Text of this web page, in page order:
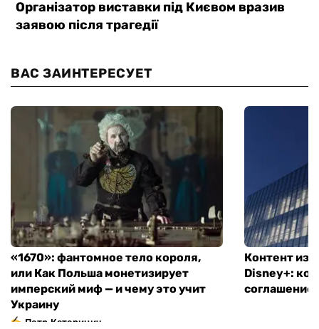
ВАС ЗАИНТЕРЕСУЕТ
«1670»: фантомное тело короля,
или Как Польша монетизирует
имперский миф — и чему это учит
Украину
Петр Катеринич
Контент из
Disney+:
соглашение